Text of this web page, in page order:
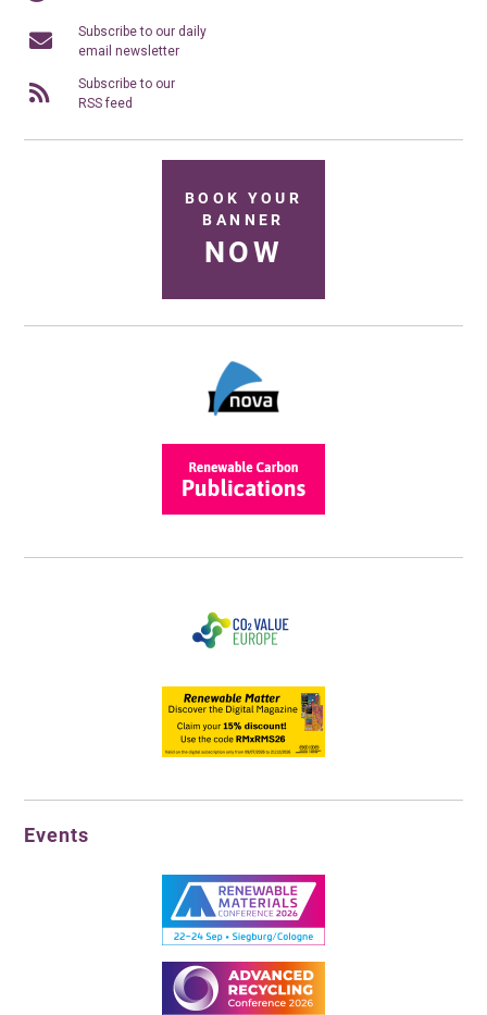
Subscribe to our daily
email newsletter
Subscribe to our
RSS feed
BOOK YOUR
BANNER
NOW
Events